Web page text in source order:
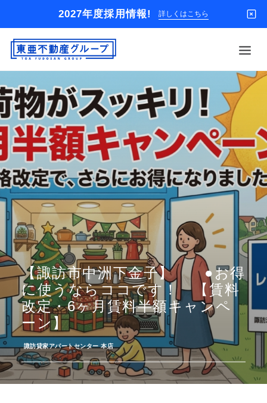
2027年度採用情報! 詳しくはこちら
借りる
買う
店舗
オーナー様
入居者様専用
解約のお申込み
企業情報
お問い合わせ
お気に入り 閲覧履歴
【諏訪市中洲下金子】 ●お得
に使うならココです！ 【賃料
改定・6ヶ月賃料半額キャンペ
ーン】
­諏訪貸家アパートセンター 本店